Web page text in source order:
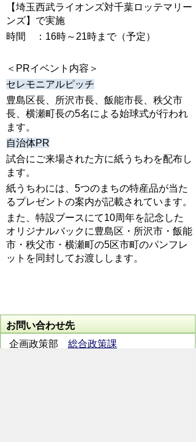
【埼玉西武ライオンズ対千葉ロッテマリー
ンズ】で実施
時間 ：16時～21時まで（予定）
＜PRイベント内容＞
セレモニアルピッチ
豊島区長、所沢市長、飯能市長、秩父市
長、横瀬町長の5名による始球式が行われ
ます。
自治体PR
試合にご来場された方に紙うちわを配布し
ます。
紙うちわには、5つのまちの特産品が当た
るプレゼントの案内が記載されています。
また、特設ブースにて10周年を記念した
オリジナルバックに豊島区・所沢市・飯能
市・秩父市・横瀬町の5区市町のパンフレ
ットを同封してお渡しします。
お問い合わせ先
企画政策部 総合政策課